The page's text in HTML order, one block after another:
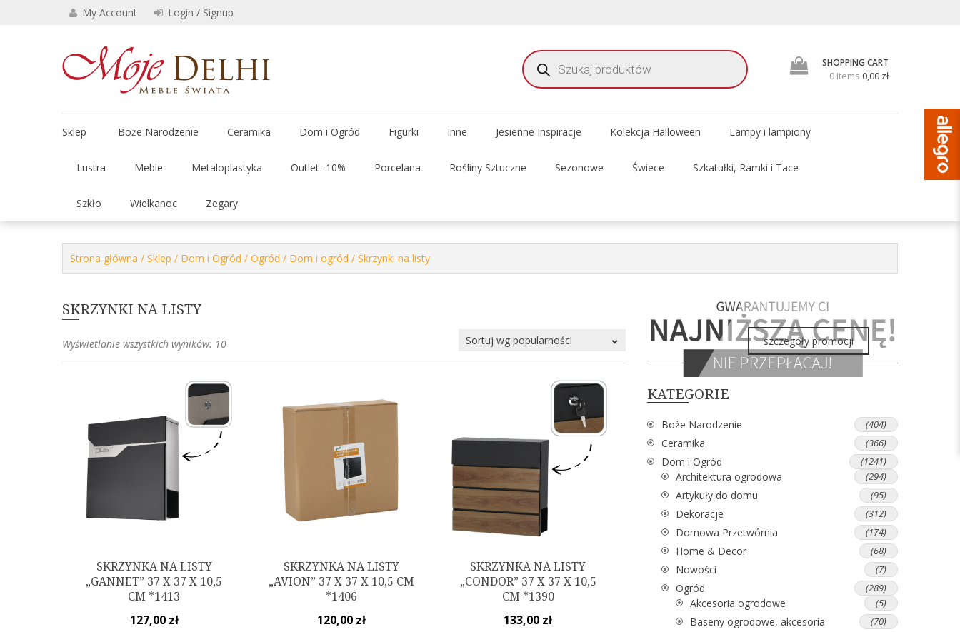
My Account Login / Signup
Wyszukiwarka
produktów SHOPPING CART
0 Items 0,00 zł
Sklep Boże Narodzenie Ceramika Dom i Ogród Figurki Inne Jesienne Inspiracje Kolekcja Halloween Lampy i lampiony
Lustra Meble Metaloplastyka Outlet -10% Porcelana Rośliny Sztuczne Sezonowe Świece Szkatułki, Ramki i Tace
Szkło Wielkanoc Zegary
Strona główna / Sklep / Dom i Ogród / Ogród / Dom i ogród / Skrzynki na listy
SKRZYNKI NA LISTY
Wyświetlanie wszystkich wyników: 10Posortowane
SKRZYNKA NA LISTY
„GANNET” 37 X 37 X 10,5
CM *1413
127,00 zł
SKRZYNKA NA LISTY
„AVION” 37 X 37 X 10,5 CM
*1406
120,00 zł
SKRZYNKA NA LISTY
„CONDOR” 37 X 37 X 10,5
CM *1390
133,00 zł
szczegóły promocji
KATEGORIE
Boże Narodzenie (404)
Ceramika (366)
Dom i Ogród (1241)
Architektura ogrodowa (294)
Artykuły do domu (95)
Dekoracje (312)
Domowa Przetwórnia (174)
Home & Decor (68)
Nowości (7)
Ogród (289)
Akcesoria ogrodowe (5)
Baseny ogrodowe, akcesoria (70)